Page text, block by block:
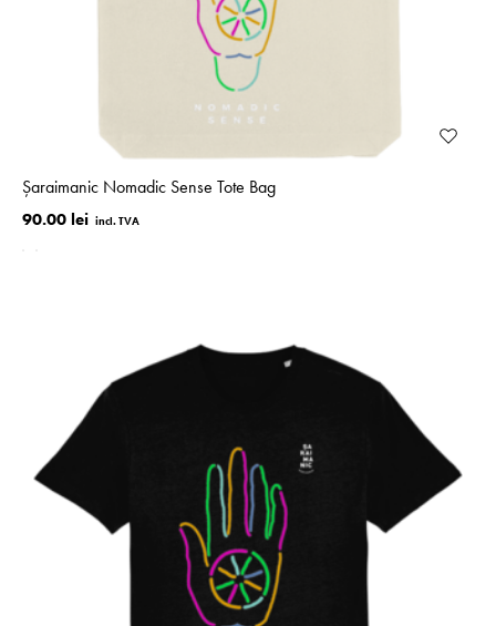
Șaraimanic Nomadic Sense Tote Bag
90.00 lei